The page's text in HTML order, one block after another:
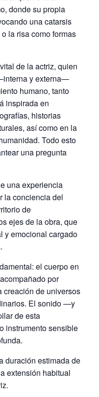
donde su propia
una catarsis
la risa como formas
de la actriz, quien
y externa—
humano, tanto
inspirada en
historias
así como en la
Todo esto
una pregunta
una experiencia
la conciencia del
de
ejes de la obra, que
y emocional cargado
el cuerpo en
por
creación de universos
El sonido —y
de esta
instrumento sensible
duración estimada de
extensión habitual